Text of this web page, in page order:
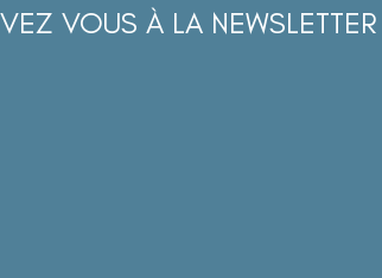
VOUS À LA NEWSLETTER